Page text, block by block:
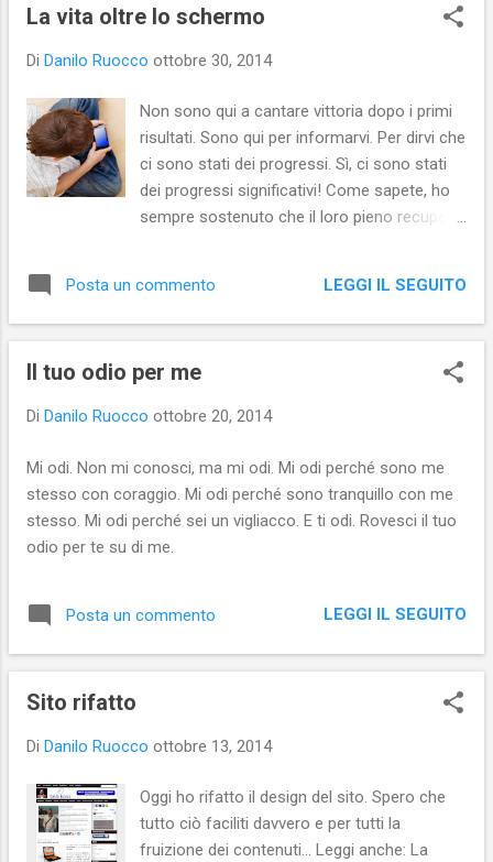
La vita oltre lo schermo
Di Danilo Ruocco ottobre 30, 2014
Non sono qui a cantare vittoria dopo i primi
risultati. Sono qui per informarvi. Per dirvi che
ci sono stati dei progressi. Sì, ci sono stati
dei progressi significativi! Come sapete, ho
sempre sostenuto che il loro pieno recupero
essere più reattivi agli stimoli. Lo so cosa
pensate! Lo so che dite sempre che reagire
umana, ma io sono qui per annunciarvi che si
oltre. Da un mese, sono andato oltre. D’altro
rassegnato all’idea che Piero non reagisse
più agli stimoli esterni. E, allora, ci ho
provato. Da un mese lo sto sollecitando di
anche voi: per catturare la sua attenzione,
Posta un commento LEGGI IL SEGUITO
Il tuo odio per me
Di Danilo Ruocco ottobre 20, 2014
Mi odi. Non mi conosci, ma mi odi. Mi odi perché sono me
stesso con coraggio. Mi odi perché sono tranquillo con me
stesso. Mi odi perché sei un vigliacco. E ti odi. Rovesci il tuo
odio per te su di me.
Posta un commento LEGGI IL SEGUITO
Sito rifatto
Di Danilo Ruocco ottobre 13, 2014
Oggi ho rifatto il design del sito. Spero che
tutto ciò faciliti davvero e per tutti la
fruizione dei contenuti... Leggi anche: La